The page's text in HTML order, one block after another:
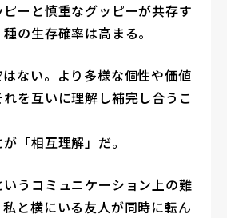
ーと慎重なグッピーが共存す
の生存確率は高まる。
ない。より多様な個性や価値
を互いに理解し補完し合うこ
「相互理解」だ。
うコミュニケーション上の難
と横にいる友人が同時に転ん